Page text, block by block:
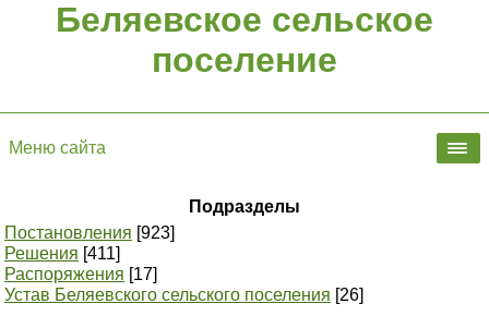
Беляевское сельское
поселение
Меню сайта
Подразделы
Постановления [923]
Решения [411]
Распоряжения [17]
Устав Беляевского сельского поселения [26]